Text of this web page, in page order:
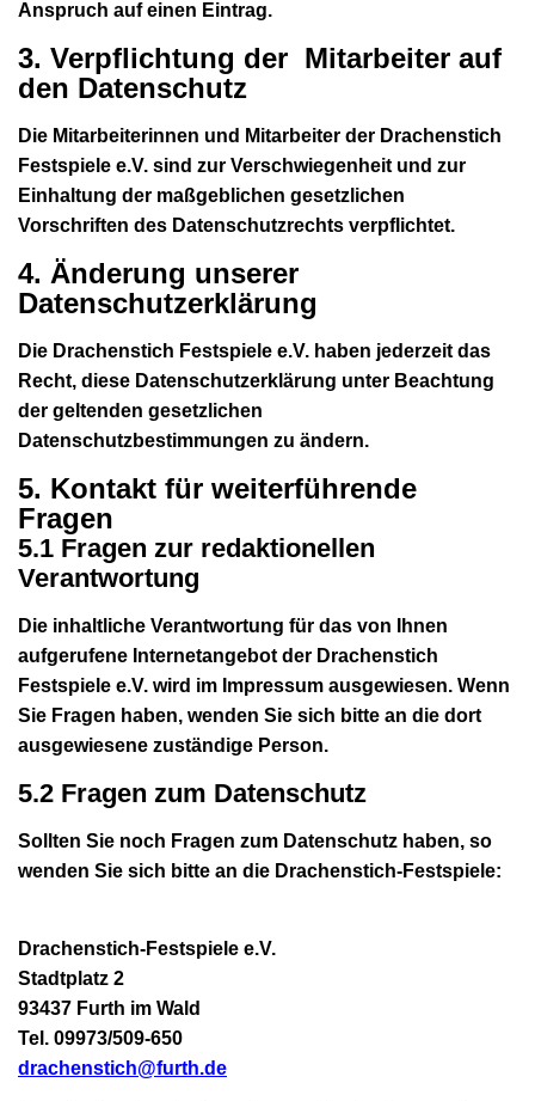
Anspruch auf einen Eintrag.
3. Verpflichtung der Mitarbeiter auf
den Datenschutz
Die Mitarbeiterinnen und Mitarbeiter der Drachenstich
Festspiele e.V. sind zur Verschwiegenheit und zur
Einhaltung der maßgeblichen gesetzlichen
Vorschriften des Datenschutzrechts verpflichtet.
4. Änderung unserer
Datenschutzerklärung
Die Drachenstich Festspiele e.V. haben jederzeit das
Recht, diese Datenschutzerklärung unter Beachtung
der geltenden gesetzlichen
Datenschutzbestimmungen zu ändern.
5. Kontakt für weiterführende
Fragen
5.1 Fragen zur redaktionellen
Verantwortung
Die inhaltliche Verantwortung für das von Ihnen
aufgerufene Internetangebot der Drachenstich
Festspiele e.V. wird im Impressum ausgewiesen. Wenn
Sie Fragen haben, wenden Sie sich bitte an die dort
ausgewiesene zuständige Person.
5.2 Fragen zum Datenschutz
Sollten Sie noch Fragen zum Datenschutz haben, so
wenden Sie sich bitte an die Drachenstich-Festspiele:
Drachenstich-Festspiele e.V.
Stadtplatz 2
93437 Furth im Wald
Tel. 09973/509-650
drachenstich@furth.de